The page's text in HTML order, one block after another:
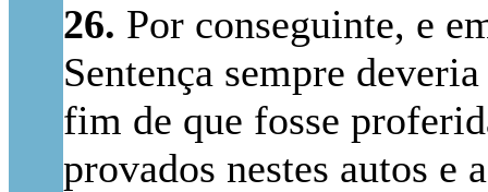
26. Por conseguinte, e
Sentença sempre
fim de que fosse
provados nestes autos e